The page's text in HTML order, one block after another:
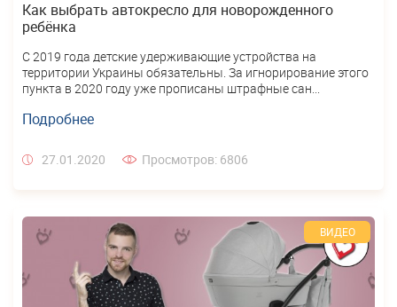
Как выбрать автокресло для новорожденного
ребёнка
С 2019 года детские удерживающие устройства на
территории Украины обязательны. За игнорирование этого
пункта в 2020 году уже прописаны штрафные сан...
Подробнее
27.01.2020 Просмотров: 6806
ВИДЕО